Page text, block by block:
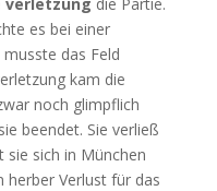
es bei einer
das Feld
kam die
noch glimpflich
beendet. Sie verließ
sie sich in München
herber Verlust für das